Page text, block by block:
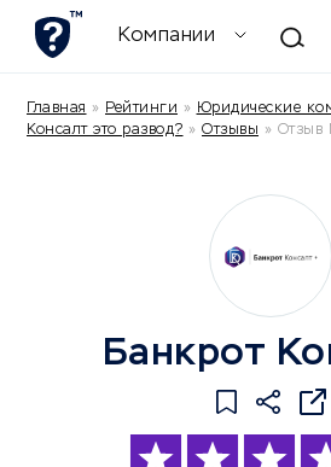
Компании
Главная » Рейтинги » Юридические
Консалт это развод? » Отзывы »
Банкрот